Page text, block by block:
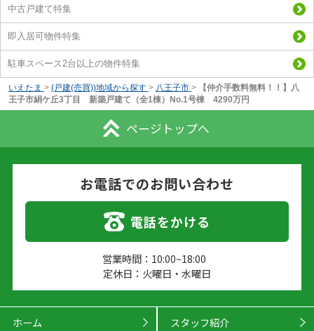
中古戸建て特集
即入居可物件特集
駐車スペース2台以上の物件特集
いえたま > (戸建(売買))地域から探す > 八王子市 >
【仲介手数料無料！！】八
王子市絹ケ丘3丁目 新築戸建て（全1棟）No.1号棟 4290万円
ページトップへ
お電話でのお問い合わせ
電話をかける
営業時間：10:00~18:00
定休日：火曜日・水曜日
ホーム スタッフ紹介